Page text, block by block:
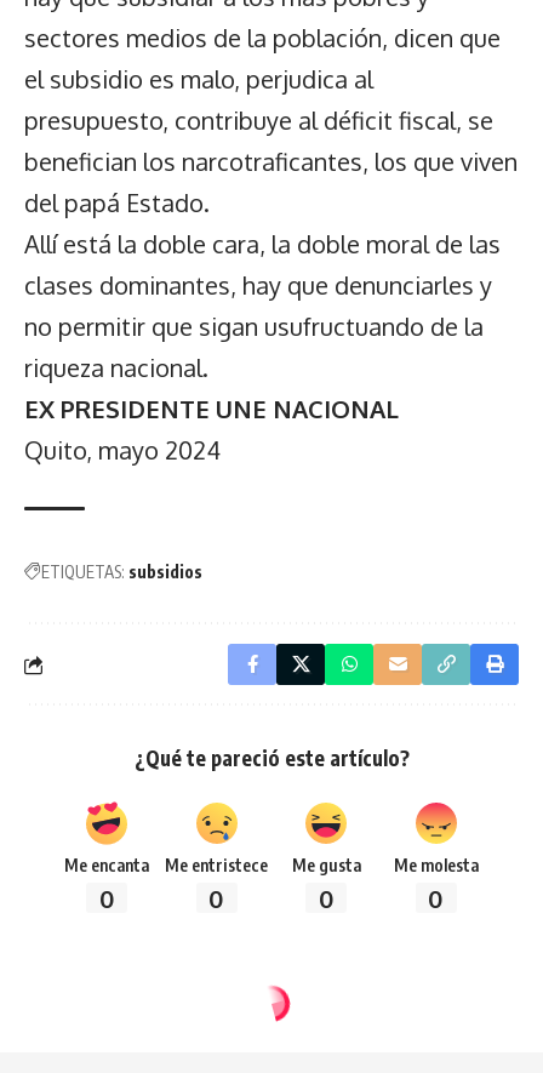
sectores medios de la población, dicen que
el subsidio es malo, perjudica al
presupuesto, contribuye al déficit fiscal, se
benefician los narcotraficantes, los que viven
del papá Estado.
Allí está la doble cara, la doble moral de las
clases dominantes, hay que denunciarles y
no permitir que sigan usufructuando de la
riqueza nacional.
EX PRESIDENTE UNE NACIONAL
Quito, mayo 2024
ETIQUETAS: subsidios
¿Qué te pareció este artículo?
Me encanta
0
Me entristece
0
Me gusta
0
Me molesta
0